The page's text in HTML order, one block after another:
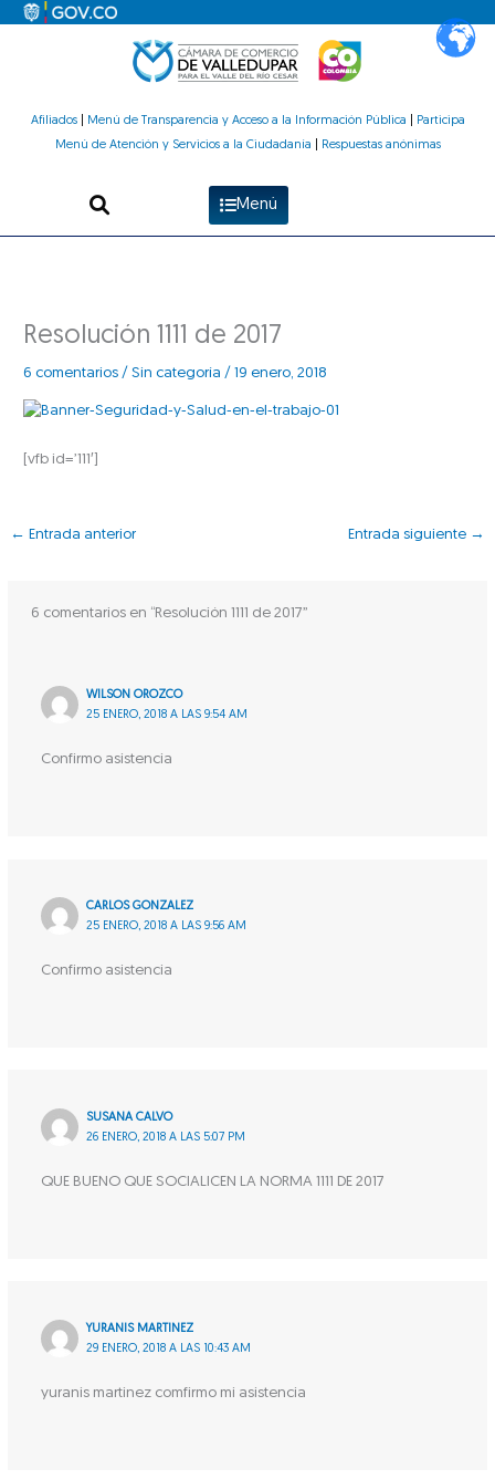
Afiliados| Menú de Transparencia y Acceso a la Información Pública
Participa
Menú de Atención y Servicios a la Ciudadanía
Respuestas anónimas
Menú
Resolución 1111 de 2017
6 comentarios /Sin categoría /19 enero, 2018
[vfb id=’111′]
← Entrada anterior Entrada siguiente →
6 comentarios en “Resolución 1111 de 2017”
WILSON OROZCO
25 ENERO, 2018 A LAS 9:54 AM
Confirmo asistencia
CARLOS GONZALEZ
25 ENERO, 2018 A LAS 9:56 AM
Confirmo asistencia
SUSANA CALVO
26 ENERO, 2018 A LAS 5:07 PM
QUE BUENO QUE SOCIALICEN LA NORMA 1111 DE 2017
YURANIS MARTINEZ
29 ENERO, 2018 A LAS 10:43 AM
yuranis martinez comfirmo mi asistencia